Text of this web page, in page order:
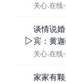
关心.在线
谈情说
宾：黄迦
关心.在线
家家有